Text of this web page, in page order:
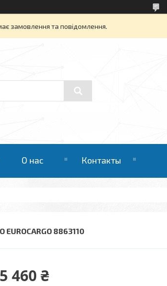
замовлення та повідомлення.
О нас Контакты
8863110
5 460 ₴